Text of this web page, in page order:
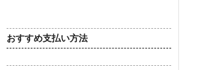
おすすめ支払い方法